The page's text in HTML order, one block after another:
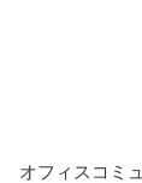
オフィスコミ